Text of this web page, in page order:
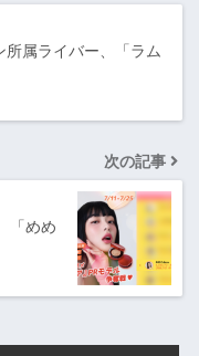
属ライバー、「ラム
次の記事
「めめ